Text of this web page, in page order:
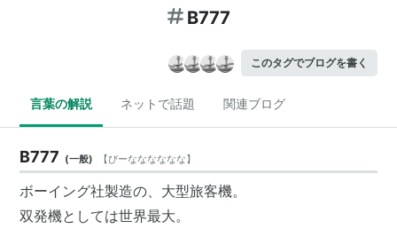
B777
このタグでブログを書く
言葉の解説 ネットで話題 関連ブログ
B777 (一般) 【びーなななななな】
ボーイング社製造の、大型旅客機。
双発機としては世界最大。